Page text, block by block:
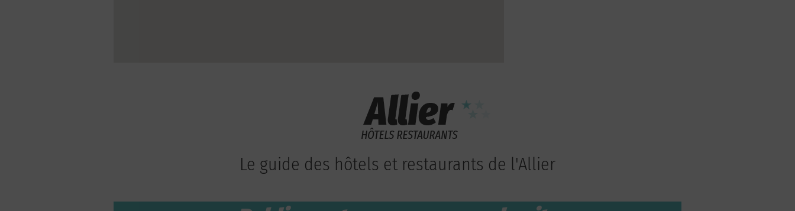
Le guide des hôtels et restaurants de l'Allier